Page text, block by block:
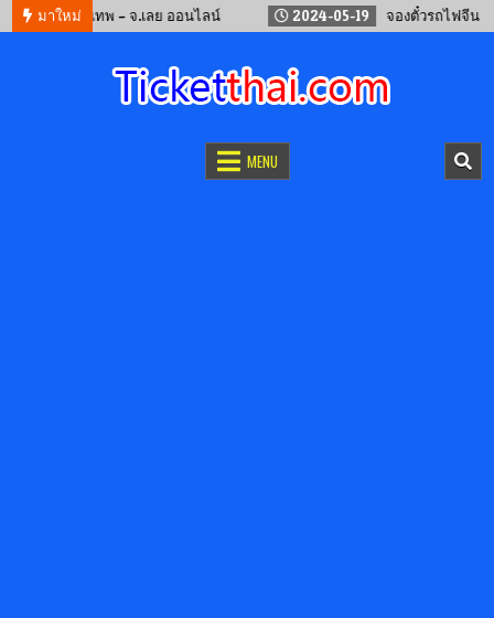
มาใหม่
ร์ กรุงเทพ – จ.เลย ออนไลน์ 2024-05-19 จองตั๋วรถไฟจีน คุนหมิน
MENU